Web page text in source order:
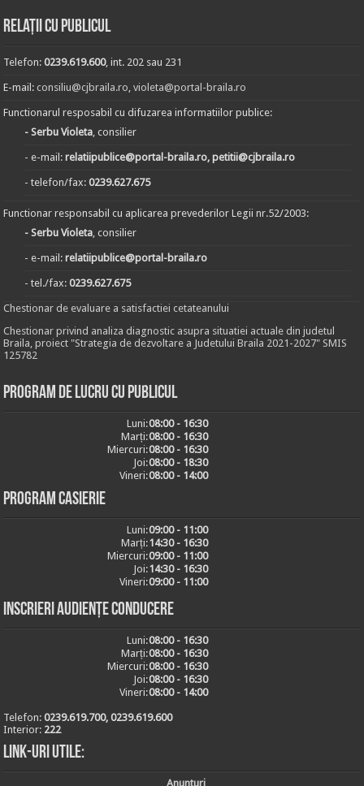
Relații cu publicul
Telefon:0239.619.600, int. 202 sau 231
E-mail:consiliu@cjbraila.ro,violeta@portal-braila.ro
Functionarul resposabil cu difuzarea informatiilor publice:
- Serbu Violeta, consilier
- e-mail:relatiipublice@portal-braila.ro, petitii@cjbraila.ro
- telefon/fax:0239.627.675
Functionar responsabil cu aplicarea prevederilor Legii nr.52/2003:
- Serbu Violeta, consilier
- e-mail:relatiipublice@portal-braila.ro
- tel./fax:0239.627.675
Chestionar de evaluare a satisfactiei cetateanului
Chestionar privind analiza diagnostic asupra situatiei actuale din judetul
Braila, proiect "Strategia de dezvoltare a Judetului Braila 2021-2027" SMIS
125782
Program de lucru cu publicul
Luni:08:00 - 16:30
Marți:08:00 - 16:30
Miercuri:08:00 - 16:30
Joi:08:00 - 18:30
Vineri:08:00 - 14:00
Program casierie
Luni:09:00 - 11:00
Marți:14:30 - 16:30
Miercuri:09:00 - 11:00
Joi:14:30 - 16:30
Vineri:09:00 - 11:00
Inscrieri audiențe conducere
Luni:08:00 - 16:30
Marți:08:00 - 16:30
Miercuri:08:00 - 16:30
Joi:08:00 - 16:30
Vineri:08:00 - 14:00
Telefon:0239.619.700, 0239.619.600
Interior: 222
Link-uri utile:
Anunturi